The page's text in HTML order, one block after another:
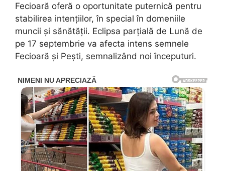
Fecioară oferă o oportunitate puternică pentru
stabilirea intențiilor, în special în domeniile
muncii și sănătății. Eclipsa parțială de Lună de
pe 17 septembrie va afecta intens semnele
Fecioară și Pești, semnalizând noi începuturi.